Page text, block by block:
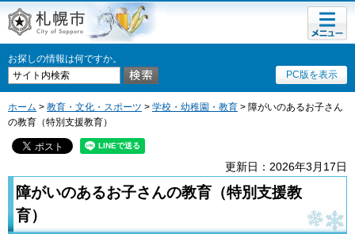
札幌市
お探しの情報は何ですか。
PC版を表示
メニュ
ー
ホーム > 教育・文化・スポーツ > 学校・幼稚園・教育 > 障がいのあるお子さん
の教育（特別支援教育）
更新日：2026年3月17日
障がいのあるお子さんの教育（特別支援教
育）